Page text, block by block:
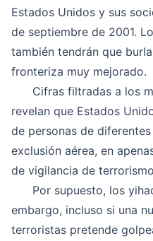
Estados Unidos y sus
de septiembre de 2001.
también tendrán que
fronteriza muy mejorado.
Cifras filtradas a los
revelan que Estados
de personas de
exclusión aérea, en
de vigilancia de
Por supuesto, los
embargo, incluso si una
terroristas pretende